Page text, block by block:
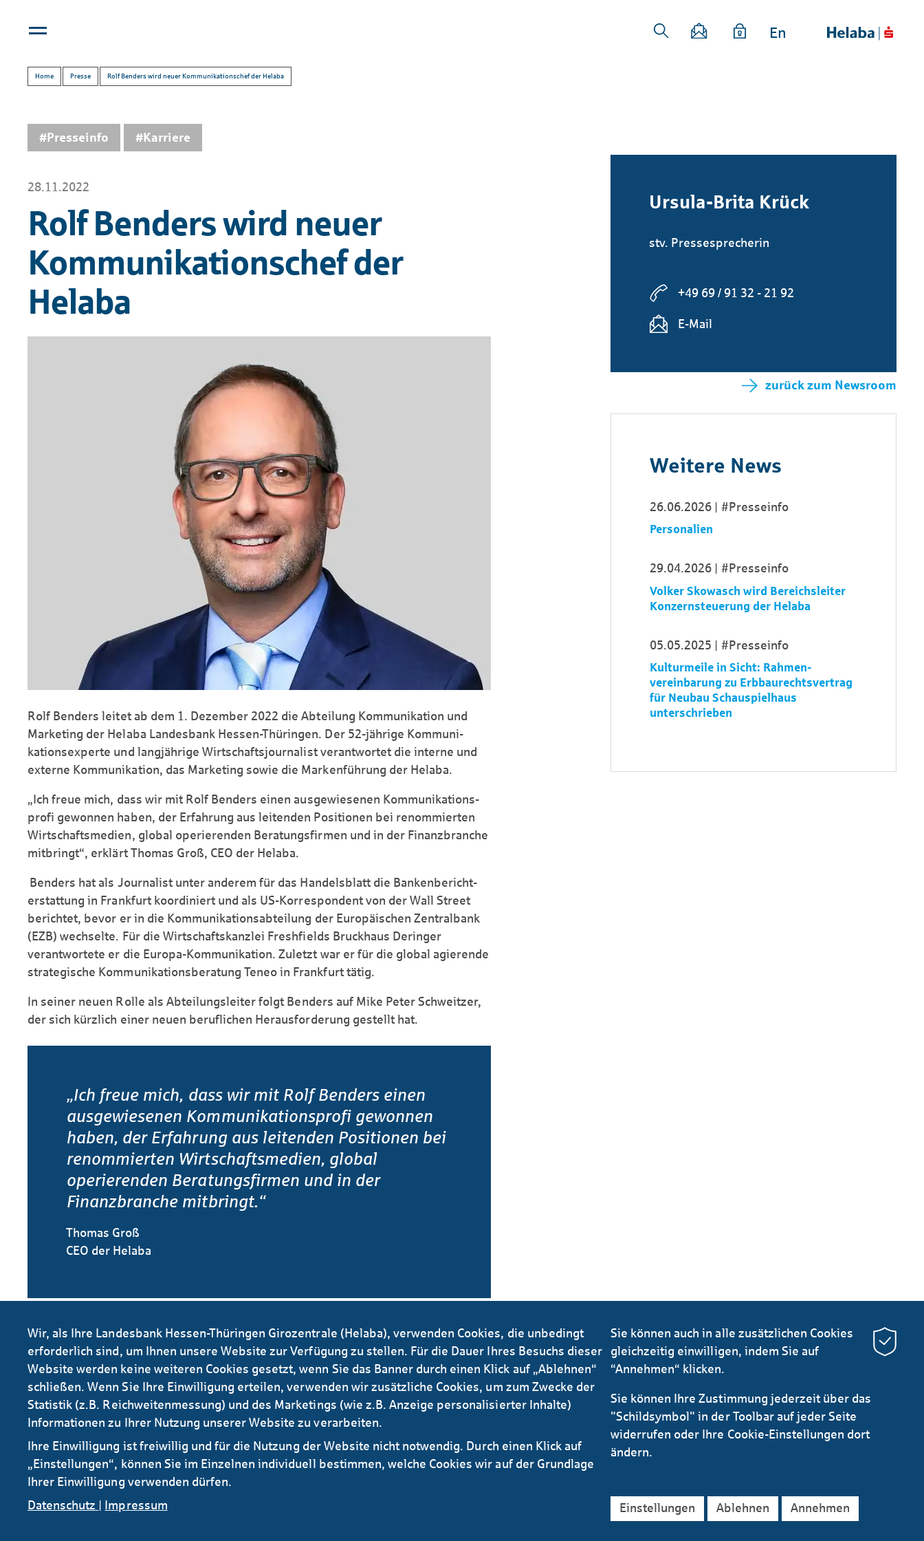
En
Home Presse Rolf Benders wird neuer Kommunikationschef der Helaba
#Presseinfo #Karriere
28.11.2022
Rolf Benders wird neuer
Kommunikationschef der
Helaba
Rolf Benders leitet ab dem 1. Dezember 2022 die Abteilung Kommunikation und
Marketing der Helaba Landesbank Hessen-Thüringen. Der 52-jährige Kommuni­
kations­­­­experte und lang­jährige Wirtschafts­journalist verantwortet die interne und
externe Kommunikation, das Marketing sowie die Marken­führung der Helaba.
„Ich freue mich, dass wir mit Rolf Benders einen ausgewiesenen Kommunikations­
profi gewonnen haben, der Erfahrung aus leitenden Positionen bei renommierten
Wirtschafts­medien, global operierenden Beratungs­firmen und in der Finanz­branche
mitbringt“, erklärt Thomas Groß, CEO der Helaba.
Benders hat als Journalist unter anderem für das Handelsblatt die Banken­bericht­
erstattung in Frankfurt koordiniert und als US-Korrespondent von der Wall Street
berichtet, bevor er in die Kommuni­kations­abteilung der Europäischen Zentralbank
(EZB) wechselte. Für die Wirtschafts­kanzlei Freshfields Bruckhaus Deringer
verantwortete er die Europa-Kommunikation. Zuletzt war er für die global agierende
strategische Kommunikations­beratung Teneo in Frankfurt tätig.
In seiner neuen Rolle als Abteilungs­leiter folgt Benders auf Mike Peter Schweitzer,
der sich kürzlich einer neuen beruflichen Heraus­forderung gestellt hat.
„Ich freue mich, dass wir mit Rolf Benders einen
ausgewiesenen Kommunikationsprofi gewonnen
haben, der Erfahrung aus leitenden Positionen bei
renommierten Wirtschaftsmedien, global
operierenden Beratungsfirmen und in der
Finanzbranche mitbringt.“
Thomas Groß
CEO der Helaba
Link teilen
Info drucken
Ursula-Brita Krück
stv. Pressesprecherin
+49 69 / 91 32 - 21 92
E-Mail
zurück zum Newsroom
Weitere News
26.06.2026 #Presseinfo
Personalien
29.04.2026 #Presseinfo
Volker Skowasch wird Bereichs­leiter
Konzern­steuerung der Helaba
05.05.2025 #Presseinfo
Kulturmeile in Sicht: Rahmen­
vereinbarung zu Erbbau­rechts­vertrag
für Neubau Schau­spiel­haus
unterschrieben
Newsletter Research
RSS
Kontakt
Service Sichere E-Mail Kommunikation Impressum Rechtliches Barrierefreiheitserklärung
Wir, als Ihre Landesbank Hessen-Thüringen Girozentrale (Helaba), verwenden Cookies, die unbedingt
erforderlich sind, um Ihnen unsere Website zur Verfügung zu stellen. Für die Dauer Ihres Besuchs dieser
Website werden keine weiteren Cookies gesetzt, wenn Sie das Banner durch einen Klick auf „Ablehnen“
schließen. Wenn Sie Ihre Einwilligung erteilen, verwenden wir zusätzliche Cookies, um zum Zwecke der
Statistik (z.B. Reichweitenmessung) und des Marketings (wie z.B. Anzeige personalisierter Inhalte)
Informationen zu Ihrer Nutzung unserer Website zu verarbeiten.
Ihre Einwilligung ist freiwillig und für die Nutzung der Website nicht notwendig. Durch einen Klick auf
„Einstellungen“, können Sie im Einzelnen individuell bestimmen, welche Cookies wir auf der Grundlage
Ihrer Einwilligung verwenden dürfen.
Datenschutz
Impressum
Sie können auch in alle zusätzlichen Cookies
gleichzeitig einwilligen, indem Sie auf
“Annehmen“ klicken.
Sie können Ihre Zustimmung jederzeit über das
"Schildsymbol" in der Toolbar auf jeder Seite
widerrufen oder Ihre Cookie-Einstellungen dort
ändern.
Einstellungen Ablehnen Annehmen